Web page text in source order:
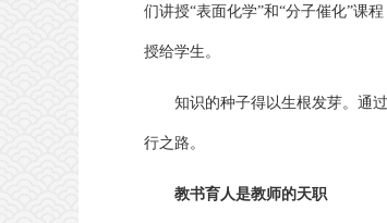
们讲授“表面化学”和“分子催化”课
授给学生。
知识的种子得以生根发芽。通
行之路。
教书育人是教师的天职